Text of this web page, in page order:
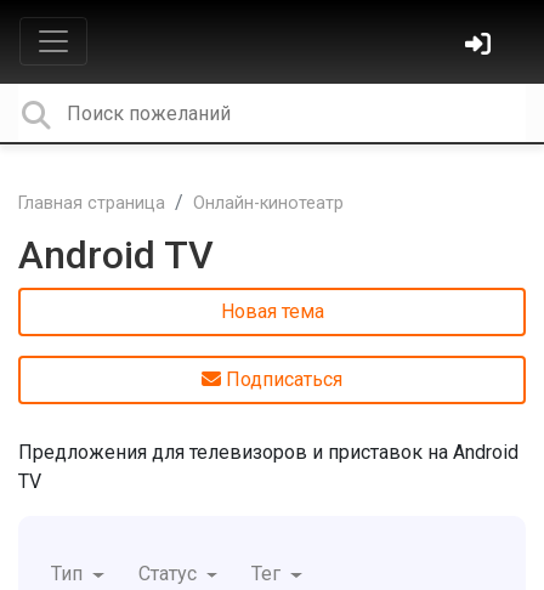
Главная страница Онлайн-кинотеатр
Android TV
Новая тема
Подписаться
Предложения для телевизоров и приставок на Android
TV
Тип Статус Тег